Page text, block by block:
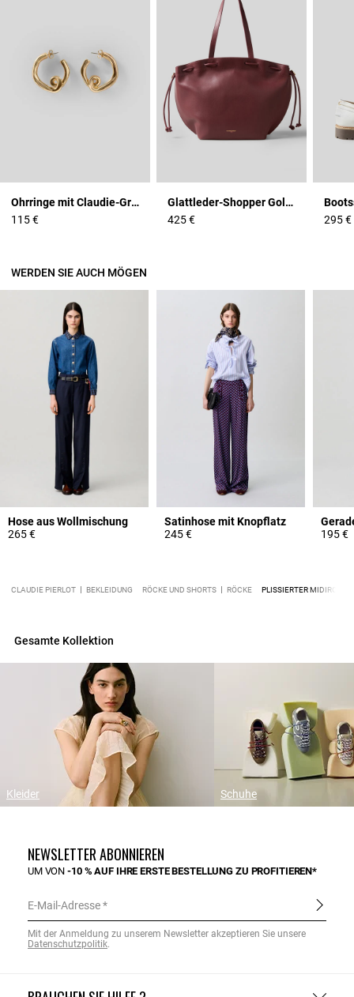
Ohrringe mit Claudie-Gravur
115 €
Glattleder-Shopper Goldlogo
425 €
295 €
WERDEN SIE AUCH MÖGEN
Hose aus Wollmischung
265 €
Satinhose mit Knopflatz
245 €
195 €
CLAUDIE PIERLOT BEKLEIDUNG RÖCKE UND SHORTS RÖCKE PLISSIERTER MIDIROCK
Gesamte Kollektion
Kleider Schuhe
NEWSLETTER ABONNIEREN
UM VON-10 % AUF IHRE ERSTE BESTELLUNG ZU PROFITIEREN*
E-Mail-Adresse
Mit der Anmeldung zu unserem Newsletter akzeptieren Sie unsere
Datenschutzpolitik.